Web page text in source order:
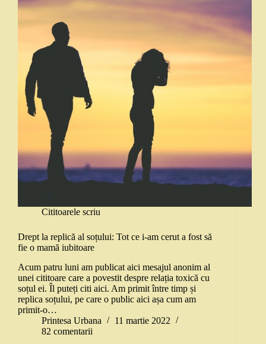
Cititoarele scriu
Drept la replică al soțului: Tot ce i-am cerut a fost să
fie o mamă iubitoare
Acum patru luni am publicat aici mesajul anonim al
unei cititoare care a povestit despre relația toxică cu
soțul ei. Îl puteți citi aici. Am primit între timp și
replica soțului, pe care o public aici așa cum am
primit-o…
Printesa Urbana
11 martie 2022
82 comentarii